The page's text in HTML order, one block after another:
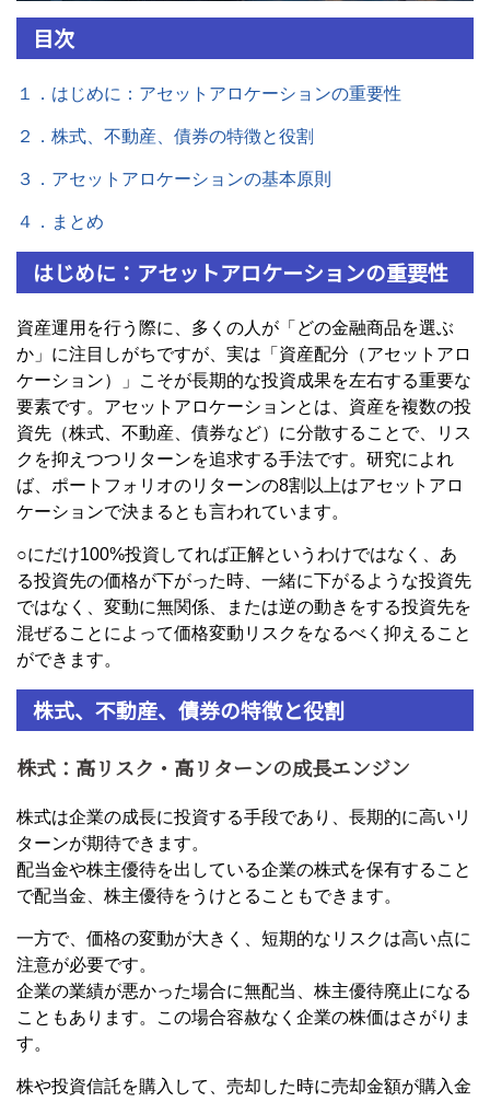
目次
１．はじめに：アセットアロケーションの重要性
２．株式、不動産、債券の特徴と役割
３．アセットアロケーションの基本原則
４．まとめ
はじめに：アセットアロケーションの重要性
資産運用を行う際に、多くの人が「どの金融商品を選ぶ
か」に注目しがちですが、実は「資産配分（アセットアロ
ケーション）」こそが長期的な投資成果を左右する重要な
要素です。アセットアロケーションとは、資産を複数の投
資先（株式、不動産、債券など）に分散することで、リス
クを抑えつつリターンを追求する手法です。研究によれ
ば、ポートフォリオのリターンの8割以上はアセットアロ
ケーションで決まるとも言われています。
○にだけ100%投資してれば正解というわけではなく、あ
る投資先の価格が下がった時、一緒に下がるような投資先
ではなく、変動に無関係、または逆の動きをする投資先を
混ぜることによって価格変動リスクをなるべく抑えること
ができます。
株式、不動産、債券の特徴と役割
株式：高リスク・高リターンの成長エンジン
株式は企業の成長に投資する手段であり、長期的に高いリ
ターンが期待できます。
配当金や株主優待を出している企業の株式を保有すること
で配当金、株主優待をうけとることもできます。
一方で、価格の変動が大きく、短期的なリスクは高い点に
注意が必要です。
企業の業績が悪かった場合に無配当、株主優待廃止になる
こともあります。この場合容赦なく企業の株価はさがりま
す。
株や投資信託を購入して、売却した時に売却金額が購入金